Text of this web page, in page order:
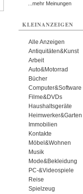
...mehr Meinungen
KLEINANZEIGEN
Alle Anzeigen
Antiquitäten&Kunst
Arbeit
Auto&Motorrad
Bücher
Computer&Software
Filme&DVDs
Haushaltsgeräte
Heimwerker&Garten
Immobilien
Kontakte
Möbel&Wohnen
Musik
Mode&Bekleidung
PC-&Videospiele
Reise
Spielzeug